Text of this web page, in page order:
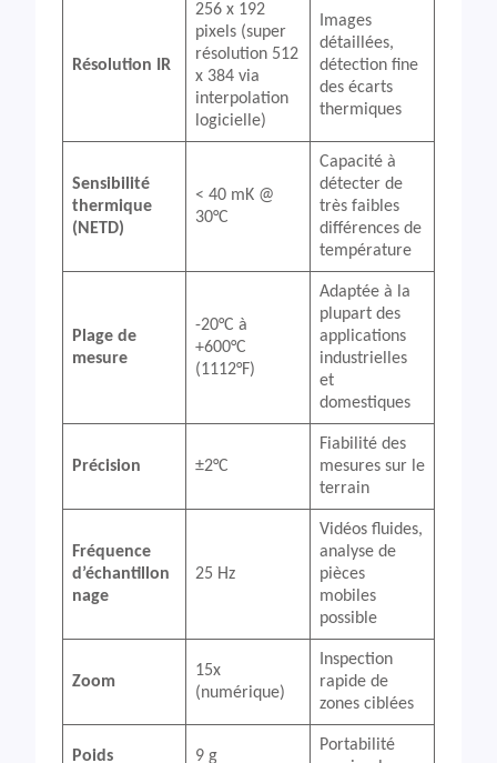
Résolution IR
256 x 192
pixels (super
résolution 512
x 384 via
interpolation
logicielle)
Images
détaillées,
détection fine
des écarts
thermiques
Sensibilité
thermique
(NETD)
< 40 mK @
30°C
Capacité à
détecter de
très faibles
différences de
température
Plage de
mesure
-20°C à
+600°C
(1112°F)
Adaptée à la
plupart des
applications
industrielles
et
domestiques
Précision ±2°C
Fiabilité des
mesures sur le
terrain
Fréquence
d’échantillon
nage
25 Hz
Vidéos fluides,
analyse de
pièces
mobiles
possible
Zoom
15x
(numérique)
Inspection
rapide de
zones ciblées
Poids 9 g
Portabilité